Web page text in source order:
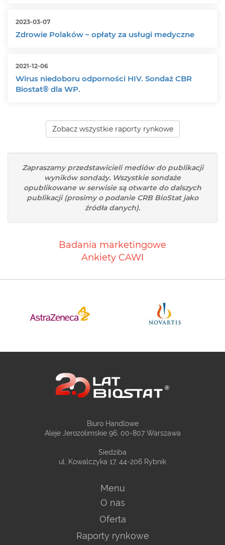
2023-03-07
Zdrowie Polaków – opłaty za usługi medyczne
2021-12-06
Wirus niedoboru odporności HIV. Sondaż CBR
Biostat® dla WP.
Zobacz wszystkie raporty rynkowe
Zapraszamy przedstawicieli mediów do publikacji
wyników sondaży. Wszystkie sondaże
opublikowane w serwisie są otwarte do dalszych
publikacji (prosimy o podanie CRB BioStat jako
źródła danych).
Badania marketingowe
Ankiety CAWI
Biuro Handlowe
Aleje Jerozolimskie 96, 00-807 Warszawa
Siedziba
ul. Kowalczyka 17, 44-206 Rybnik
Menu
O nas
Oferta
Raporty rynkowe